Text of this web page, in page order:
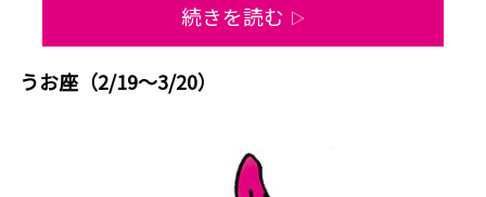
続きを読む ▷
うお座（2/19～3/20）